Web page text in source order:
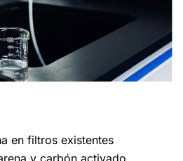
en filtros existentes